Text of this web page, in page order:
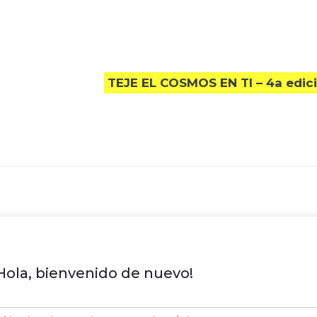
TEJE EL COSMOS EN TI – 4a
bienvenido de nuevo!